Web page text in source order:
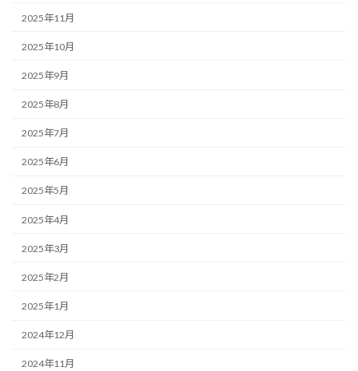
2025年11月
2025年10月
2025年9月
2025年8月
2025年7月
2025年6月
2025年5月
2025年4月
2025年3月
2025年2月
2025年1月
2024年12月
2024年11月